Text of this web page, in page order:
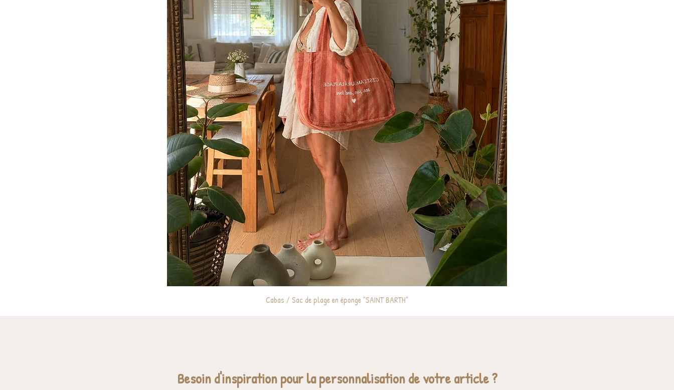
Cabas / Sac de plage en éponge "SAINT BARTH"
Besoin d'inspiration pour la personnalisation de votre article ?